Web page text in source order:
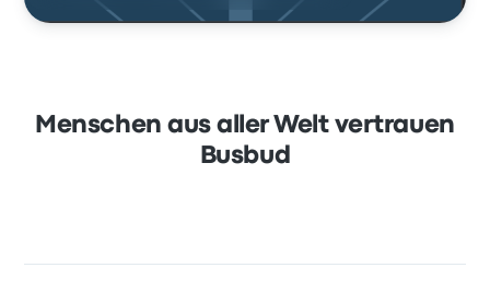
Menschen aus aller Welt vertrauen
Busbud